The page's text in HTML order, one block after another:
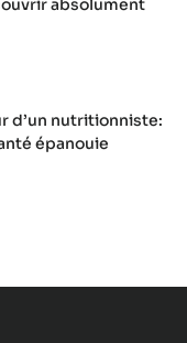
absolument
d’un nutritionniste:
épanouie